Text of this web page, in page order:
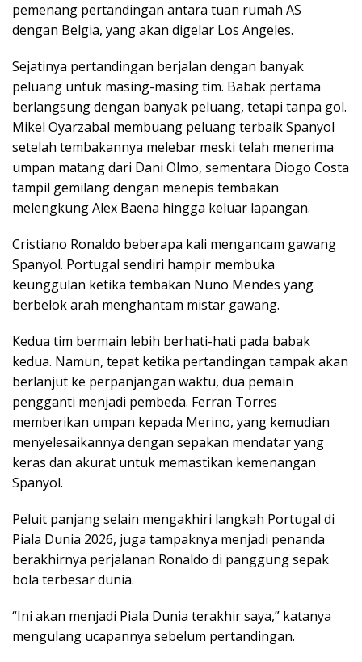
pemenang pertandingan antara tuan rumah AS
dengan Belgia, yang akan digelar Los Angeles.
Sejatinya pertandingan berjalan dengan banyak
peluang untuk masing-masing tim. Babak pertama
berlangsung dengan banyak peluang, tetapi tanpa gol.
Mikel Oyarzabal membuang peluang terbaik Spanyol
setelah tembakannya melebar meski telah menerima
umpan matang dari Dani Olmo, sementara Diogo Costa
tampil gemilang dengan menepis tembakan
melengkung Alex Baena hingga keluar lapangan.
Cristiano Ronaldo beberapa kali mengancam gawang
Spanyol. Portugal sendiri hampir membuka
keunggulan ketika tembakan Nuno Mendes yang
berbelok arah menghantam mistar gawang.
Kedua tim bermain lebih berhati-hati pada babak
kedua. Namun, tepat ketika pertandingan tampak akan
berlanjut ke perpanjangan waktu, dua pemain
pengganti menjadi pembeda. Ferran Torres
memberikan umpan kepada Merino, yang kemudian
menyelesaikannya dengan sepakan mendatar yang
keras dan akurat untuk memastikan kemenangan
Spanyol.
Peluit panjang selain mengakhiri langkah Portugal di
Piala Dunia 2026, juga tampaknya menjadi penanda
berakhirnya perjalanan Ronaldo di panggung sepak
bola terbesar dunia.
“Ini akan menjadi Piala Dunia terakhir saya,” katanya
mengulang ucapannya sebelum pertandingan.